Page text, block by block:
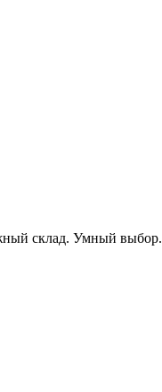
склад. Умный выбор.